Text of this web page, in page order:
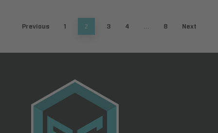
Previous 1 2 3 4 … 8 Next